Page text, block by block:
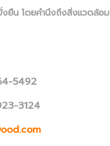
งยืน โดยคำนึงถึงสิ่งแวดล้อม
5492
3124